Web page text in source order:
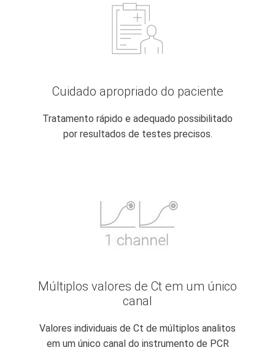
Cuidado apropriado do paciente
Tratamento rápido e adequado possibilitado
por resultados de testes precisos.
Múltiplos valores de Ct em um único
canal
Valores individuais de Ct de múltiplos analitos
em um único canal do instrumento de PCR